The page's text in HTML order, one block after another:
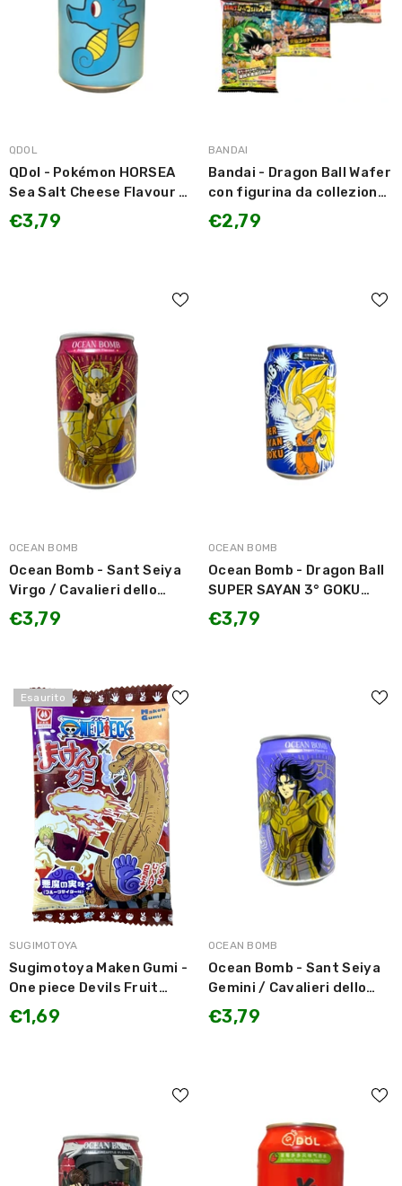
MARCA:
QDOL
QDol - Pokémon HORSEA
Sea Salt Cheese Flavour /
Bevanda Gassata gusto
Sale Marino al Formaggio
€3,79
MARCA:
BANDAI
Bandai - Dragon Ball Wafer
con figurina da collezione
1pz
€2,79
MARCA:
OCEAN BOMB
Ocean Bomb - Sant Seiya
Virgo / Cavalieri dello
Zodiaco Shaka della
Vergine gusto Yogurt e
€3,79
MARCA:
OCEAN BOMB
Ocean Bomb - Dragon Ball
SUPER SAYAN 3° GOKU
White Grape Flavour /
Bevanda Gassata gusto
€3,79
Esaurito
MARCA:
SUGIMOTOYA
Sugimotoya Maken Gumi -
One piece Devils Fruit
Gummi Candy 21g
€1,69
MARCA:
OCEAN BOMB
Ocean Bomb - Sant Seiya
Gemini / Cavalieri dello
Zodiaco Saga di Gemini
gusto Uva e Yogurt 330ml
€3,79